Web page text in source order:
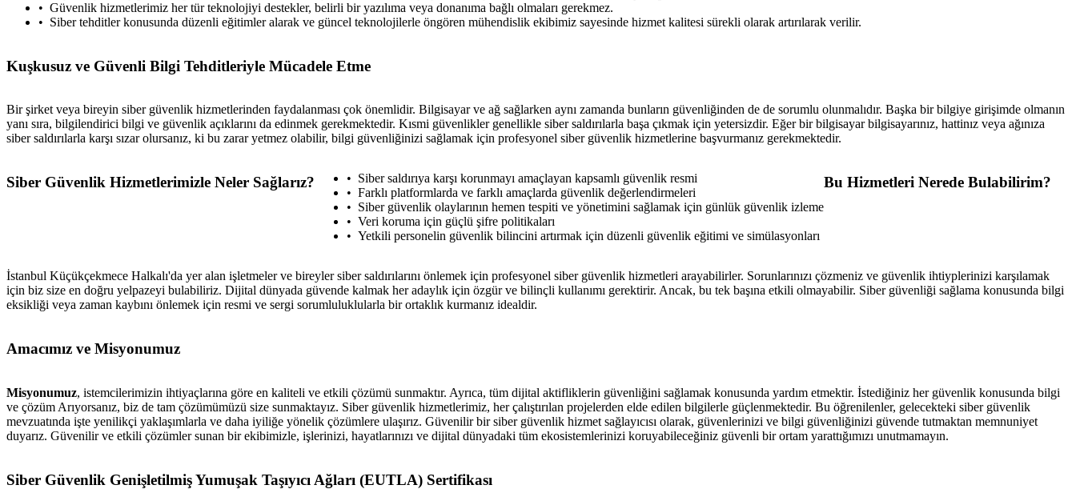
Güvenlik hizmetlerimiz her tür teknolojiyi destekler, belirli bir yazılıma veya donanıma bağlı olmaları gerekmez.
Siber tehditler konusunda düzenli eğitimler alarak ve güncel teknolojilerle öngören mühendislik ekibimiz sayesinde hizmet kalitesi sürekli olarak artırılarak verilir.
Kuşkusuz ve Güvenli Bilgi Tehditleriyle Mücadele Etme
Bir şirket veya bireyin siber güvenlik hizmetlerinden faydalanması çok önemlidir. Bilgisayar ve ağ sağlarken aynı zamanda bunların güvenliğinden de de sorumlu olunmalıdır. Başka bir bilgiye girişimde olmanın
yanı sıra, bilgilendirici bilgi ve güvenlik açıklarını da edinmek gerekmektedir. Kısmi güvenlikler genellikle siber saldırılarla başa çıkmak için yetersizdir. Eğer bir bilgisayar bilgisayarınız, hattinız veya ağınıza
siber saldırılarla karşı sızar olursanız, ki bu zarar yetmez olabilir, bilgi güvenliğinizi sağlamak için profesyonel siber güvenlik hizmetlerine başvurmanız gerekmektedir.
Siber Güvenlik Hizmetlerimizle Neler Sağlarız?
Siber saldırıya karşı korunmayı amaçlayan kapsamlı güvenlik resmi
Farklı platformlarda ve farklı amaçlarda güvenlik değerlendirmeleri
Siber güvenlik olaylarının hemen tespiti ve yönetimini sağlamak için günlük güvenlik izleme
Veri koruma için güçlü şifre politikaları
Yetkili personelin güvenlik bilincini artırmak için düzenli güvenlik eğitimi ve simülasyonları
Bu Hizmetleri Nerede Bulabilirim?
İstanbul Küçükçekmece Halkalı'da yer alan işletmeler ve bireyler siber saldırılarını önlemek için profesyonel siber güvenlik hizmetleri arayabilirler. Sorunlarınızı çözmeniz ve güvenlik ihtiyplerinizi karşılamak
için biz size en doğru yelpazeyi bulabiliriz. Dijital dünyada güvende kalmak her adaylık için özgür ve bilinçli kullanımı gerektirir. Ancak, bu tek başına etkili olmayabilir. Siber güvenliği sağlama konusunda bilgi
eksikliği veya zaman kaybını önlemek için resmi ve sergi sorumluluklularla bir ortaklık kurmanız idealdir.
Amacımız ve Misyonumuz
Misyonumuz, istemcilerimizin ihtiyaçlarına göre en kaliteli ve etkili çözümü sunmaktır. Ayrıca, tüm dijital aktifliklerin güvenliğini sağlamak konusunda yardım etmektir. İstediğiniz her güvenlik konusunda bilgi
ve çözüm Arıyorsanız, biz de tam çözümümüzü size sunmaktayız. Siber güvenlik hizmetlerimiz, her çalıştırılan projelerden elde edilen bilgilerle güçlenmektedir. Bu öğrenilenler, gelecekteki siber güvenlik
mevzuatında işte yenilikçi yaklaşımlarla ve daha iyiliğe yönelik çözümlere ulaşırız. Güvenilir bir siber güvenlik hizmet sağlayıcısı olarak, güvenlerinizi ve bilgi güvenliğinizi güvende tutmaktan memnuniyet
duyarız. Güvenilir ve etkili çözümler sunan bir ekibimizle, işlerinizi, hayatlarınızı ve dijital dünyadaki tüm ekosistemlerinizi koruyabileceğiniz güvenli bir ortam yarattığımızı unutmamayın.
Siber Güvenlik Genişletilmiş Yumuşak Taşıyıcı Ağları (EUTLA) Sertifikası